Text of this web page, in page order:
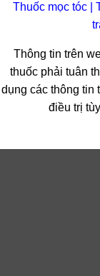
Thuốc mọc tóc
Thông tin trên
thuốc phải tuân
dụng các thông tin
điều trị